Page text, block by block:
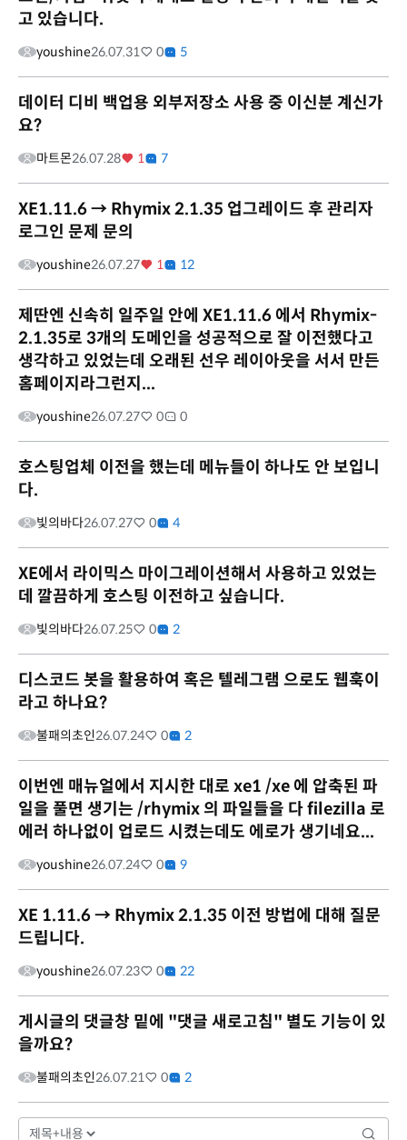
고 있습니다.
youshine26.07.31 0 5
데이터 디비 백업용 외부저장소 사용 중 이신분 계신가
요?
마트몬26.07.28 1 7
XE1.11.6 → Rhymix 2.1.35 업그레이드 후 관리자
로그인 문제 문의
youshine26.07.27 1 12
제딴엔 신속히 일주일 안에 XE1.11.6 에서 Rhymix-
2.1.35로 3개의 도메인을 성공적으로 잘 이전했다고
생각하고 있었는데 오래된 선우 레이아웃을 서서 만든
홈페이지라그런지...
youshine26.07.27 0 0
호스팅업체 이전을 했는데 메뉴들이 하나도 안 보입니
다.
빛의바다26.07.27 0 4
XE에서 라이믹스 마이그레이션해서 사용하고 있었는
데 깔끔하게 호스팅 이전하고 싶습니다.
빛의바다26.07.25 0 2
디스코드 봇을 활용하여 혹은 텔레그램 으로도 웹훅이
라고 하나요?
불패의초인26.07.24 0 2
이번엔 매뉴얼에서 지시한 대로 xe1 /xe 에 압축된 파
일을 풀면 생기는 /rhymix 의 파일들을 다 filezilla 로
에러 하나없이 업로드 시켰는데도 에로가 생기네요...
youshine26.07.24 0 9
XE 1.11.6 → Rhymix 2.1.35 이전 방법에 대해 질문
드립니다.
youshine26.07.23 0 22
게시글의 댓글창 밑에 "댓글 새로고침" 별도 기능이 있
을까요?
불패의초인26.07.21 0 2